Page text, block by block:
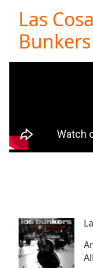
Current
Time0:00
Duration-:-
Loaded:
Seek to
live,
currently
behind
Playback
Rate
Las
Bunkers